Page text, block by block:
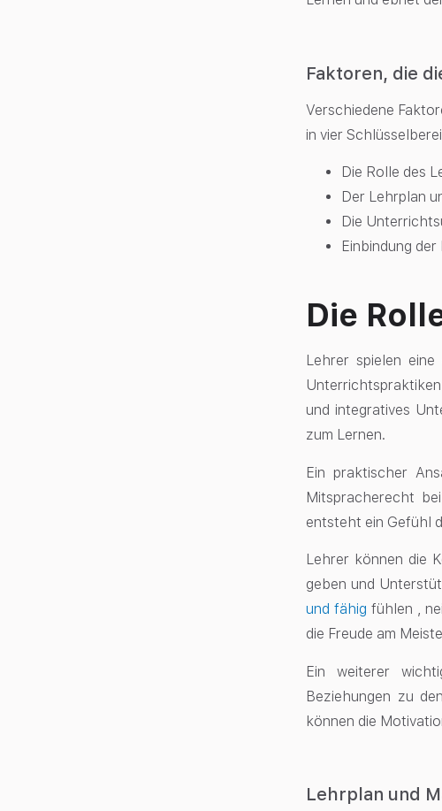
Faktoren, die
Verschiedene
in vier
Die Rolle des
Der Lehrplan
Die
Einbindung der
Die
Lehrer spielen
und integratives
zum Lernen.
Ein praktischer
Mitspracherecht
entsteht ein Gefühl
Lehrer können die
geben und
und fähig fühlen ,
die Freude am
Ein weiterer
Beziehungen zu
können die
Lehrplan und